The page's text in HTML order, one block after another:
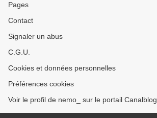
Pages
Contact
Signaler un abus
C.G.U.
Cookies et données personnelles
Préférences cookies
Voir le profil de nemo_ sur le portail Canalblog